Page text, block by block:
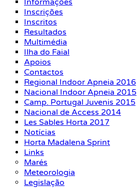
Informações
Inscrições
Inscritos
Resultados
Multimédia
Ilha do Faial
Apoios
Contactos
Regional Indoor Apneia 2016
Nacional Indoor Apneia 2015
Camp. Portugal Juvenis 2015
Nacional de Access 2014
Les Sables Horta 2017
Notícias
Horta Madalena Sprint
Links
Marés
Meteorologia
Legislação